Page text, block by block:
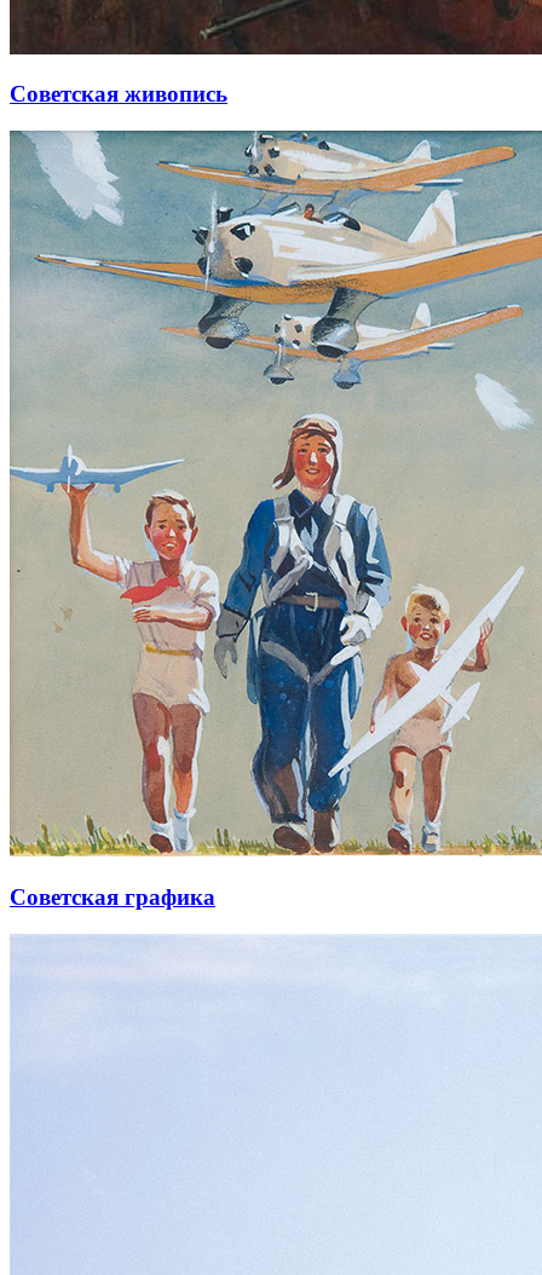
Советская живопись
Советская графика